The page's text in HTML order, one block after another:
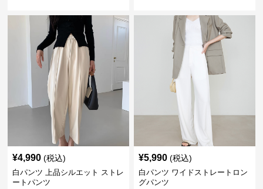
¥4,990 (税込)
白パンツ 上品シルエット ストレ
ートパンツ
¥5,990 (税込)
白パンツ ワイドストレートロン
グパンツ